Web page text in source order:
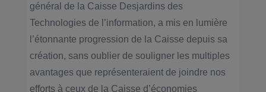
général de la Caisse Desjardins des
Technologies de l’information, a mis en lumière
l’étonnante progression de la Caisse depuis sa
création, sans oublier de souligner les multiples
avantages que représenteraient de joindre nos
efforts à ceux de la Caisse d’économies